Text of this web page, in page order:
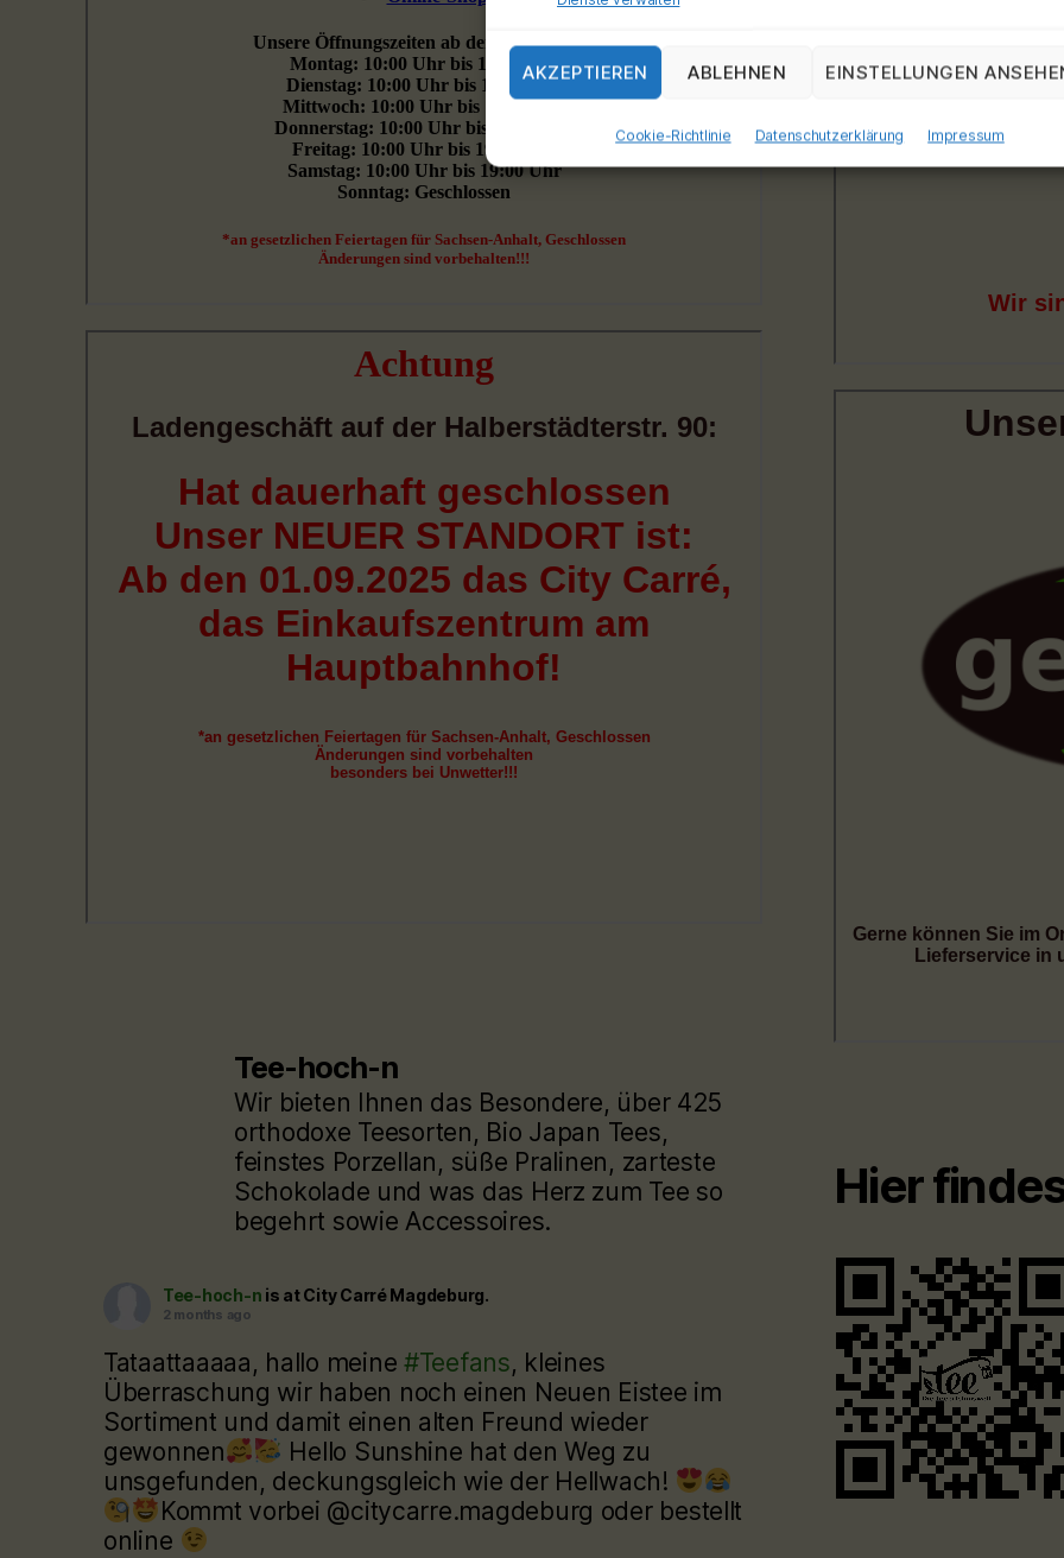
AKZEPTIEREN ABLEHNEN EINSTELLUNGEN
Cookie-Richtlinie Datenschutzerklärung Impressum
Tee-hoch-n
Wir bieten Ihnen das Besondere, über 425
orthodoxe Teesorten, Bio Japan Tees,
feinstes Porzellan, süße Pralinen, zarteste
Schokolade und was das Herz zum Tee so
begehrt sowie Accessoires.
Tee-hoch-n is at City Carré Magdeburg.
2 months ago
Tataattaaaaa, hallo meine #Teefans, kleines
Überraschung wir haben noch einen Neuen Eistee im
Sortiment und damit einen alten Freund wieder
gewonnen
Hello Sunshine hat den Weg zu
unsgefunden, deckungsgleich wie der Hellwach!
Kommt vorbei @citycarre.magdeburg oder bestellt
online
Hier